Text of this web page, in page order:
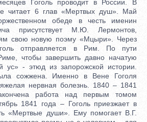
Гоголь проводит в России. В
читает 6 глав «Мертвых душ». Май
обеде в честь именин
присутствует М.Ю. Лермонтов,
свою новую поэму «Мцыри». Через
отправляется в Рим. По пути
чтобы завершить давно начатую
ус» - этюд из запорожской истории.
сожжена. Именно в Вене Гоголя
нервная болезнь. 1840 – 1841
работа над первым томом
1841 года – Гоголь приезжает в
«Мертвые души». Ему помогает В.Г.